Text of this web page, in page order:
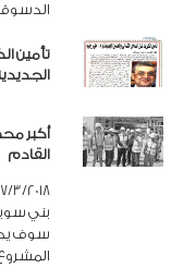
تأمين
الجديدية بـ 1.7
أكبر
القادم
بني
سوف